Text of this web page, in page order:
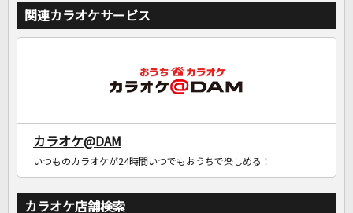
関連カラオケサービス
カラオケ@DAM
いつものカラオケが24時間いつでもおうちで楽しめる！
カラオケ店舗検索